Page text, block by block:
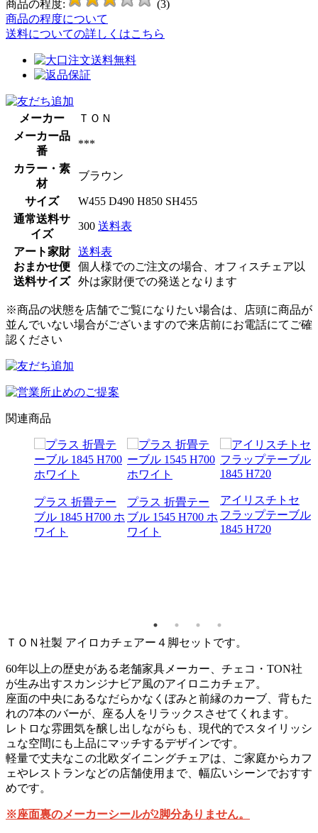
商品の程度:
(3)
商品の程度について
送料についての詳しくはこちら
メーカー
ＴＯＮ
メーカー品
番
***
カラー・素
材
ブラウン
サイズ
W455 D490 H850 SH455
通常送料サ
イズ
300 送料表
アート家財
おまかせ便
送料サイズ
送料表
個人様でのご注文の場合、オフィスチェア以
外は家財便での発送となります
※商品の状態を店舗でご覧になりたい場合は、店頭に商品が
並んでいない場合がございますので来店前にお電話にてご確
認ください
関連商品
プラス 折畳テー
ブル 1845 H700 ホ
ワイト
プラス 折畳テー
ブル 1545 H700 ホ
ワイト
アイリスチトセ
フラップテーブル
1845 H720
ＴＯＮ社製 アイロカチェアー４脚セットです。
60年以上の歴史がある老舗家具メーカー、チェコ・TON社
が生み出すスカンジナビア風のアイロニカチェア。
座面の中央にあるなだらかなくぼみと前縁のカーブ、背もた
れの7本のバーが、座る人をリラックスさせてくれます。
レトロな雰囲気を醸し出しながらも、現代的でスタイリッシ
ュな空間にも上品にマッチするデザインです。
軽量で丈夫なこの北欧ダイニングチェアは、ご家庭からカフ
ェやレストランなどの店舗使用まで、幅広いシーンでおすす
めです。
※座面裏のメーカーシールが2脚分ありません。